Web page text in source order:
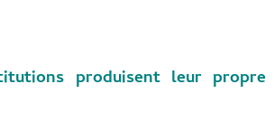
produisent leur propre